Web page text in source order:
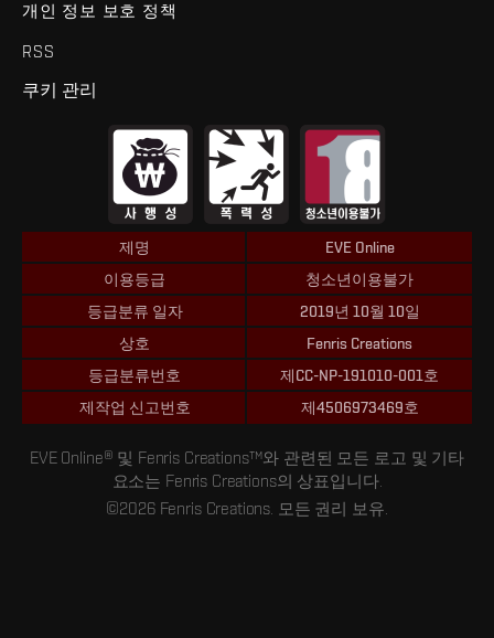
개인 정보 보호 정책
RSS
쿠키 관리
제명
EVE Online
이용등급
청소년이용불가
등급분류 일자
2019년 10월 10일
상호
Fenris Creations
등급분류번호
제CC-NP-191010-001호
제작업 신고번호
제4506973469호
EVE Online® 및 Fenris Creations™와 관련된 모든 로고 및 기타
요소는 Fenris Creations의 상표입니다.
©2026 Fenris Creations. 모든 권리 보유.